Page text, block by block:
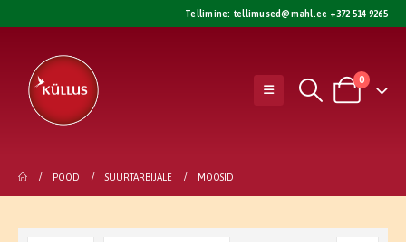
Tellimine: tellimused@mahl.ee +372 514 9265
0
POOD SUURTARBIJALE MOOSID